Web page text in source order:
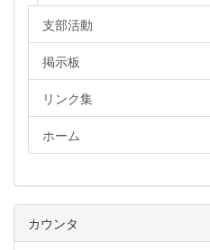
支部活動
掲示板
リンク集
ホーム
カウンタ